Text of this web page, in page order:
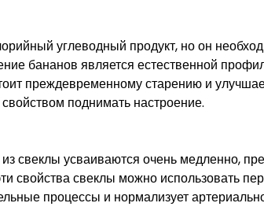
углеводный продукт, но он
бананов является естественной
преждевременному старению и
поднимать настроение.
свеклы усваиваются очень медленно,
свойства свеклы можно использовать
процессы и нормализует